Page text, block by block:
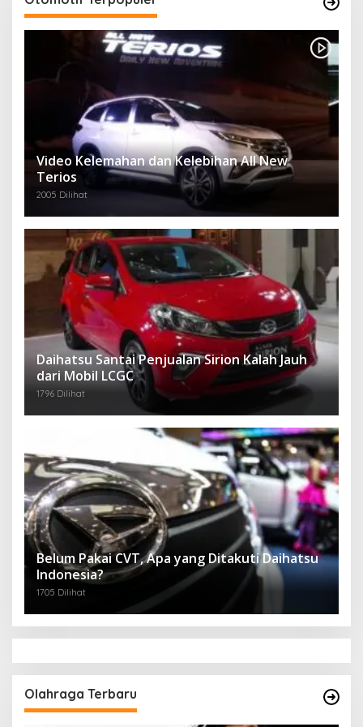
Video Kelemahan dan Kelebihan All New
Terios
2005 Dilihat
Daihatsu Santai Penjualan Sirion Kalah Jauh
dari Mobil LCGC
1796 Dilihat
Belum Pakai CVT, Apa yang Ditakuti Daihatsu
Indonesia?
1705 Dilihat
Olahraga Terbaru